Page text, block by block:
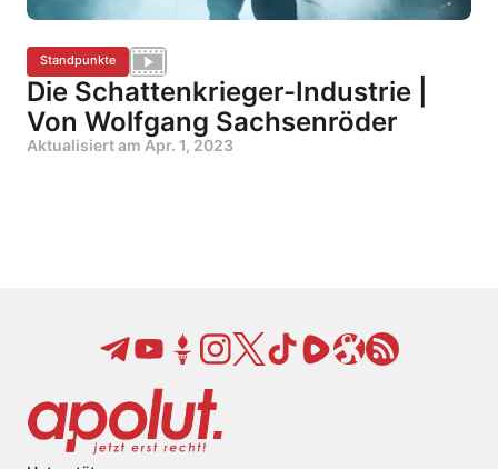
Standpunkte
Die Schattenkrieger-Industrie |
Von Wolfgang Sachsenröder
Aktualisiert am Apr. 1, 2023